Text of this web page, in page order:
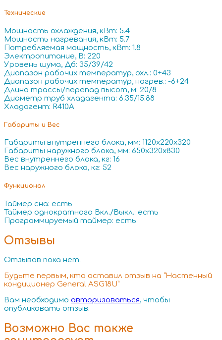
Технические
Мощность охлаждения, кВт: 5.4
Мощность нагревания, кВт: 5.7
Потребляемая мощность, кВт: 1.8
Электропитание, В: 220
Уровень шума, Дб: 35/39/42
Диапазон рабочих температур, охл.: 0+43
Диапазон рабочих температур, нагрев.: -6+24
Длина трассы/перепад высот, м: 20/8
Диаметр труб хладагента: 6.35/15.88
Хладагент: R410A
Габариты и Вес
Габариты внутреннего блока, мм: 1120x220x320
Габариты наружного блока, мм: 650x320x830
Вес внутреннего блока, кг: 16
Вес наружного блока, кг: 52
Функционал
Таймер сна: есть
Таймер однократного Вкл./Выкл.: есть
Программируемый таймер: есть
Отзывы
Отзывов пока нет.
Будьте первым, кто оставил отзыв на “Настенный
кондиционер General ASG18U”
Вам необходимо авторизоваться, чтобы
опубликовать отзыв.
Возможно Вас также